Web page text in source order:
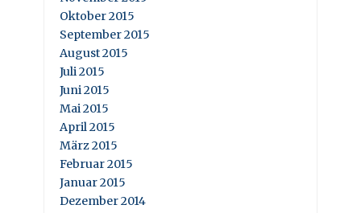
Oktober 2015
September 2015
August 2015
Juli 2015
Juni 2015
Mai 2015
April 2015
März 2015
Februar 2015
Januar 2015
Dezember 2014